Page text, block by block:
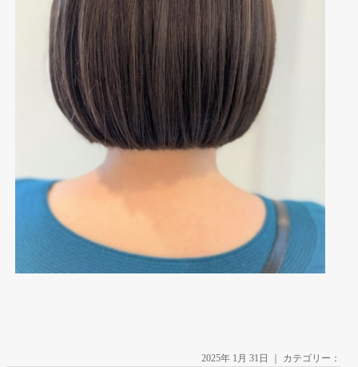
2025年 1月 31日 ｜ カテゴリー：